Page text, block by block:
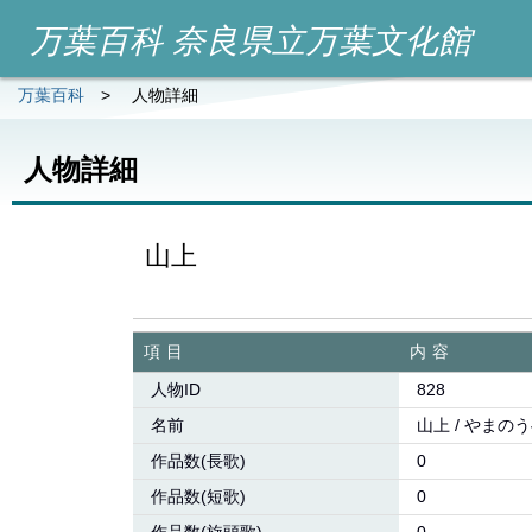
万葉百科 奈良県立万葉文化館
万葉百科 > 人物詳細
人物詳細
山上
項目
内容
人物ID
828
名前
山上 / やまの
作品数(長歌)
0
作品数(短歌)
0